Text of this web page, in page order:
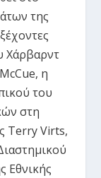
της
Χάρβαρντ
η
του
στη
Terry Virts,
Εθνικής